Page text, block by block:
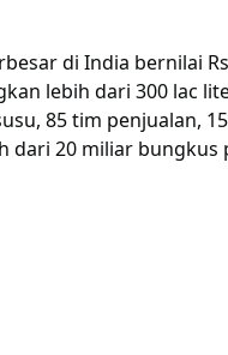
di India bernilai
lebih dari 300 lac
85 tim penjualan,
dari 20 miliar